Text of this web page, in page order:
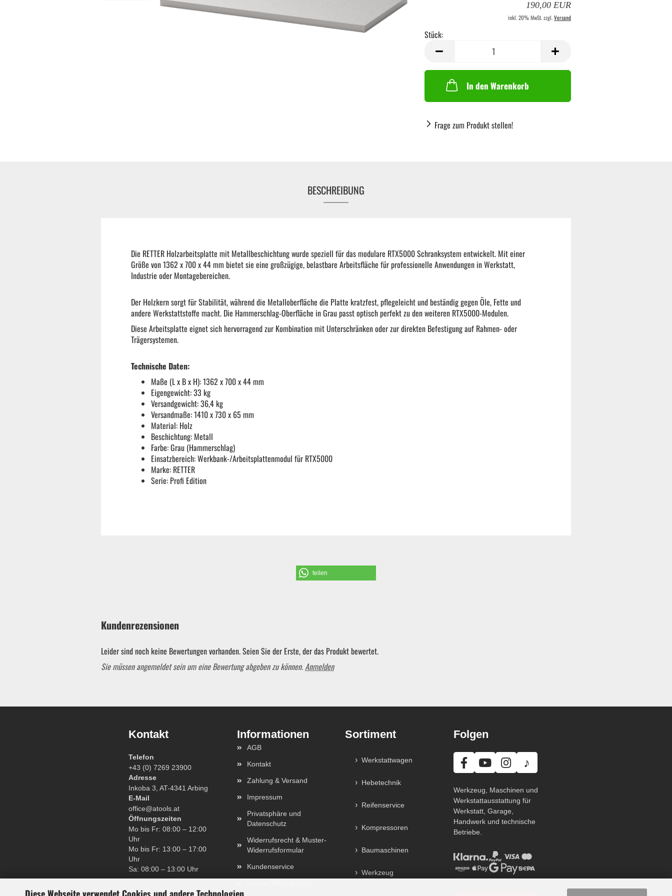
Diese Webseite verwendet Cookies und andere Technologien
Wuchtmaschinen
Ersatzteile
Zubehör und Hilfswerkzeug
Autoreinigung | Autopflege
Drehmomentwerkzeug
Ratschen und Einsätze
Schraubenschlüssel | Stecknüsse
Verbrauchsmaterial | Kleinteile
Garten & ATV-Quad anzeigen
Gartenpumpen
Kettensägen
Rasenmäher
Rasentrimmer
ATV Miniquads
190,00 EUR
inkl. 20% MwSt. zzgl.Versand
Stück:
Stück
In den Warenkorb
Frage zum Produkt stellen!
BESCHREIBUNG
Die RETTER Holzarbeitsplatte mit Metallbeschichtung wurde speziell für das modulare RTX5000 Schranksystem entwickelt. Mit einer
Größe von 1362 x 700 x 44 mm bietet sie eine großzügige, belastbare Arbeitsfläche für professionelle Anwendungen in Werkstatt,
Industrie oder Montagebereichen.
Der Holzkern sorgt für Stabilität, während die Metalloberfläche die Platte kratzfest, pflegeleicht und beständig gegen Öle, Fette und
andere Werkstattstoffe macht. Die Hammerschlag-Oberfläche in Grau passt optisch perfekt zu den weiteren RTX5000-Modulen.
Diese Arbeitsplatte eignet sich hervorragend zur Kombination mit Unterschränken oder zur direkten Befestigung auf Rahmen- oder
Trägersystemen.
Technische Daten:
Maße (L x B x H): 1362 x 700 x 44 mm
Eigengewicht: 33 kg
Versandgewicht: 36,4 kg
Versandmaße: 1410 x 730 x 65 mm
Material: Holz
Beschichtung: Metall
Farbe: Grau (Hammerschlag)
Einsatzbereich: Werkbank-/Arbeitsplattenmodul für RTX5000
Marke: RETTER
Serie: Profi Edition
teilen
Kundenrezensionen
Leider sind noch keine Bewertungen vorhanden. Seien Sie der Erste, der das Produkt bewertet.
Sie müssen angemeldet sein um eine Bewertung abgeben zu können.Anmelden
Kontakt
Telefon
+43 (0) 7269 23900
Adresse
Inkoba 3, AT-4341 Arbing
E-Mail
office@atools.at
Öffnungszeiten
Mo bis Fr: 08:00 – 12:00
Uhr
Mo bis Fr: 13:00 – 17:00
Uhr
Sa: 08:00 – 13:00 Uhr
AGB
Kontakt
Zahlung & Versand
Impressum
Privatsphäre und
Datenschutz
Widerrufsrecht & Muster-
Widerrufsformular
Kundenservice
Sortiment
Werkstattwagen
Hebetechnik
Reifenservice
Kompressoren
Baumaschinen
Werkzeug
Folgen
♪
Werkzeug, Maschinen und
Werkstattausstattung für
Werkstatt, Garage,
Handwerk und technische
Betriebe.